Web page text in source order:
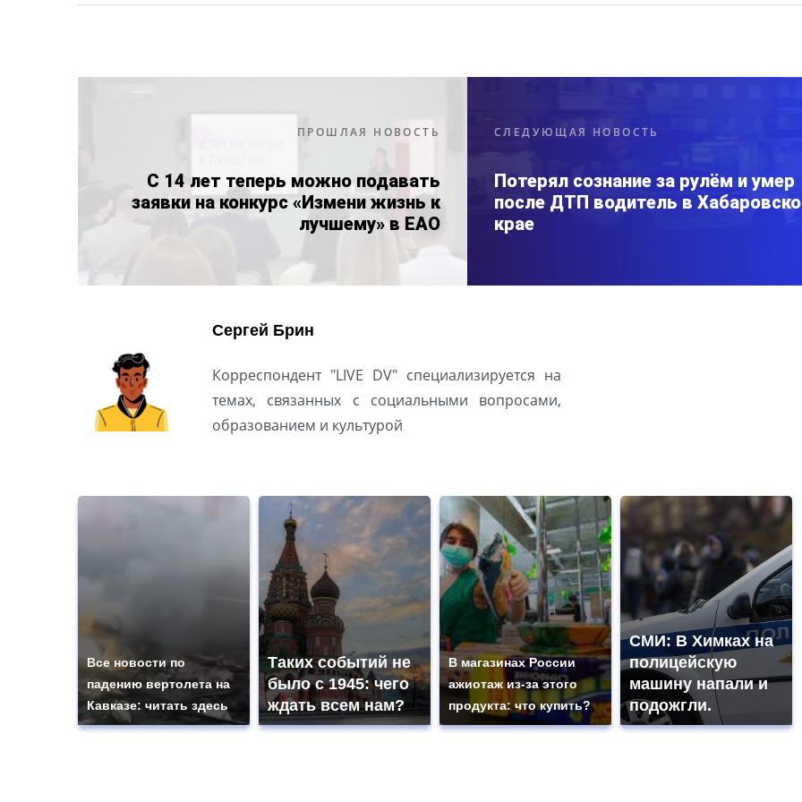
ПРОШЛАЯ НОВОСТЬ
С 14 лет теперь можно подавать
заявки на конкурс «Измени жизнь к
лучшему» в ЕАО
СЛЕДУЮЩАЯ НОВОСТЬ
Потерял сознание за рулём и умер
после ДТП водитель в
крае
Сергей Брин
Корреспондент "LIVE DV" специализируется на
темах, связанных с социальными вопросами,
образованием и культурой
Все новости по
падению вертолета на
Кавказе: читать здесь
Таких событий не
было с 1945: чего
ждать всем нам?
В магазинах России
ажиотаж из-за этого
продукта: что купить?
СМИ: В Химках на
полицейскую
машину напали и
подожгли.